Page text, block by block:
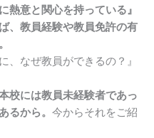
熱意と関心を持っている』
、教員経験や教員免許の有
、なぜ教員ができるの？』
校には教員未経験者であっ
るから。 今からそれをご紹